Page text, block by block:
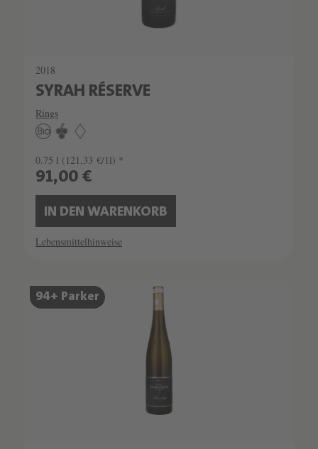
2018
SYRAH RÉSERVE
Rings
0.75 l (121,33 €/1l) *
91,00 €
IN DEN WARENKORB
Lebensmittelhinweise
SCHATZKAMMER
SEHR LIMITIERT
94+ Parker